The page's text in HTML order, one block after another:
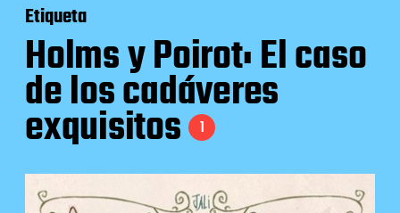
Etiqueta
Holms y Poirot: El caso
de los cadáveres
exquisitos 1